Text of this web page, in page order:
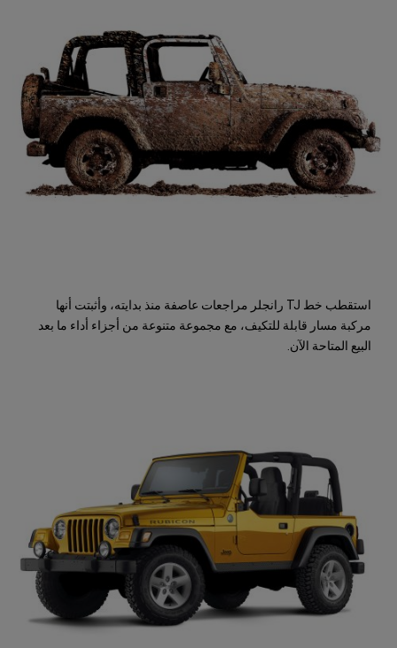
استقطب خط TJ رانجلر مراجعات عاصفة منذ بدايته، وأثبتت أنها
مركبة مسار قابلة للتكيف، مع مجموعة متنوعة من أجزاء أداء ما بعد
البيع المتاحة الآن.